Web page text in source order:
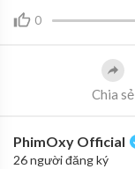
0
Chia sẻ
PhimOxy Official
26 người đăng ký